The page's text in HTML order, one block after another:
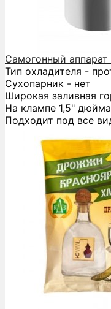
Самогонный
Тип охладителя -
Сухопарник - нет
Широкая заливная
На клампе 1,5"
Подходит под все